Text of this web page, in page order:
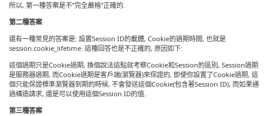
所以, 第一種答案是不”完全嚴格”正確的.
第二種答案
還有一種常見的答案是: 設置Session ID的載體, Cookie的過期時間, 也就是
session.cookie_lifetime. 這種回答也是不正確的, 原因如下:
這個過期只是Cookie過期, 換個說法這點就考察Cookie和Session的區別, Session過期
是服務器過期, 而Cookie過期是客戶端(瀏覽器)來保證的, 即使你設置了Cookie過期, 這
個只能保證標準瀏覽器到期的時候, 不會發送這個Cookie(包含著Session ID), 而如果通
過構造請求, 還是可以使用這個Session ID的值.
第三種答案